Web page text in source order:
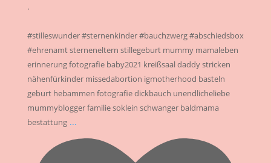
.
#stilleswunder #sternenkinder #bauchzwerg #abschiedsbox
#ehrenamt sterneneltern stillegeburt mummy mamaleben
erinnerung fotografie baby2021 kreißsaal daddy stricken
nähenfürkinder missedabortion igmotherhood basteln
geburt hebammen fotografie dickbauch unendlicheliebe
mummyblogger familie soklein schwanger baldmama
bestattung ...